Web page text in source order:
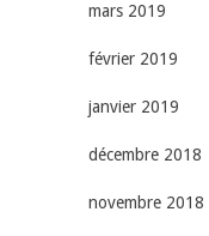
mars 2019
février 2019
janvier 2019
décembre 2018
novembre 2018